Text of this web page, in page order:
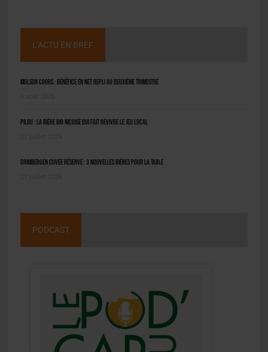
L'ACTU EN BREF
Molson Coors : bénéfice en net repli au deuxième trimestre
Pilou : la bière bio niçoise qui fait revivre le jeu local
Grimbergen Cuvée Réserve : 3 nouvelles bières pour la table
PODCAST